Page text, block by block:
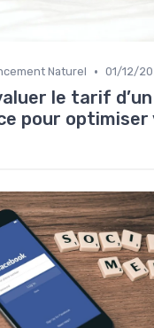
Naturel • 01/12/
le tarif
pour optimiser